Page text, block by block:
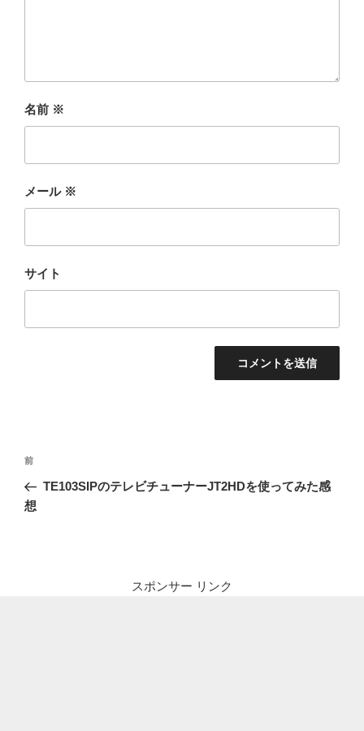
名前 ※
メール ※
サイト
投
ナ
前
の
投
前
TE103SIPのテレビチューナーJT2HDを使ってみた感
想
スポンサー リンク